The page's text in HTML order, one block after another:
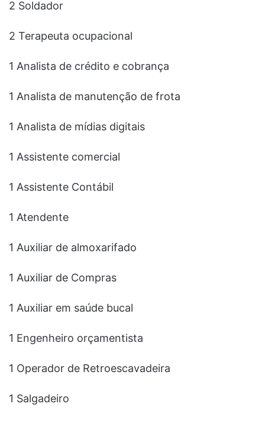
2 Soldador
2 Terapeuta ocupacional
1 Analista de crédito e cobrança
1 Analista de manutenção de frota
1 Analista de mídias digitais
1 Assistente comercial
1 Assistente Contábil
1 Atendente
1 Auxiliar de almoxarifado
1 Auxiliar de Compras
1 Auxiliar em saúde bucal
1 Engenheiro orçamentista
1 Operador de Retroescavadeira
1 Salgadeiro